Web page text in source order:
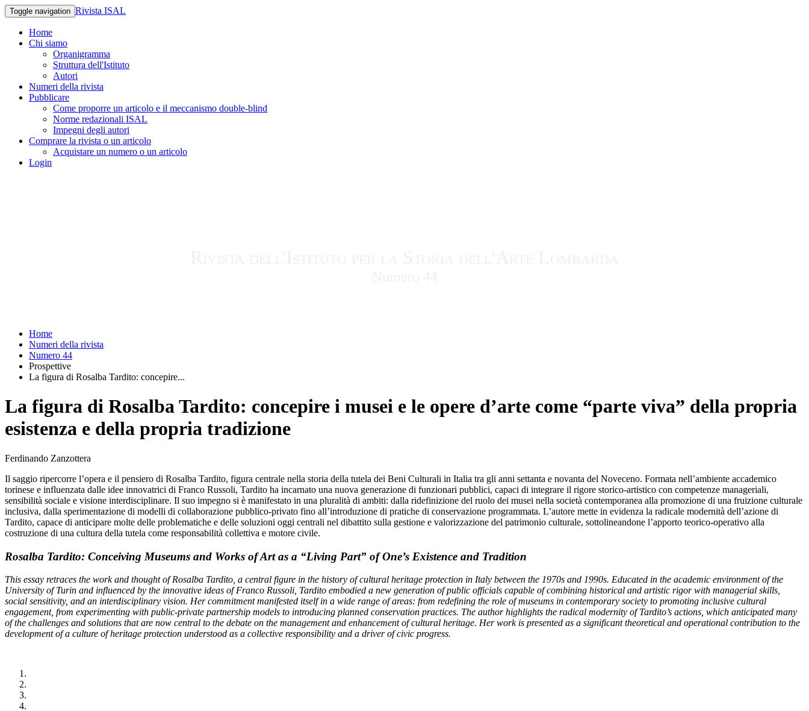
Toggle navigation Rivista ISAL
Home
Chi siamo
Organigramma
Struttura dell'Istituto
Autori
Numeri della rivista
Pubblicare
Come proporre un articolo e il meccanismo double-blind
Norme redazionali ISAL
Impegni degli autori
Comprare la rivista o un articolo
Acquistare un numero o un articolo
Login
Home
Numeri della rivista
Numero 44
Prospettive
La figura di Rosalba Tardito: concepire...
La figura di Rosalba Tardito: concepire i musei e le opere d’arte come “parte viva” della propria
esistenza e della propria tradizione
Ferdinando Zanzottera
Il saggio ripercorre l’opera e il pensiero di Rosalba Tardito, figura centrale nella storia della tutela dei Beni Culturali in Italia tra gli anni settanta e novanta del Noveceno. Formata nell’ambiente accademico
torinese e influenzata dalle idee innovatrici di Franco Russoli, Tardito ha incarnato una nuova generazione di funzionari pubblici, capaci di integrare il rigore storico-artistico con competenze manageriali,
sensibilità sociale e visione interdisciplinare. Il suo impegno si è manifestato in una pluralità di ambiti: dalla ridefinizione del ruolo dei musei nella società contemporanea alla promozione di una fruizione culturale
inclusiva, dalla sperimentazione di modelli di collaborazione pubblico-privato fino all’introduzione di pratiche di conservazione programmata. L’autore mette in evidenza la radicale modernità dell’azione di
Tardito, capace di anticipare molte delle problematiche e delle soluzioni oggi centrali nel dibattito sulla gestione e valorizzazione del patrimonio culturale, sottolineandone l’apporto teorico-operativo alla
costruzione di una cultura della tutela come responsabilità collettiva e motore civile.
Rosalba Tardito: Conceiving Museums and Works of Art as a “Living Part” of One’s Existence and Tradition
This essay retraces the work and thought of Rosalba Tardito, a central figure in the history of cultural heritage protection in Italy between the 1970s and 1990s. Educated in the academic environment of the
University of Turin and influenced by the innovative ideas of Franco Russoli, Tardito embodied a new generation of public officials capable of combining historical and artistic rigor with managerial skills,
social sensitivity, and an interdisciplinary vision. Her commitment manifested itself in a wide range of areas: from redefining the role of museums in contemporary society to promoting inclusive cultural
engagement, from experimenting with public-private partnership models to introducing planned conservation practices. The author highlights the radical modernity of Tardito’s actions, which anticipated many
of the challenges and solutions that are now central to the debate on the management and enhancement of cultural heritage. Her work is presented as a significant theoretical and operational contribution to the
development of a culture of heritage protection understood as a collective responsibility and a driver of civic progress.